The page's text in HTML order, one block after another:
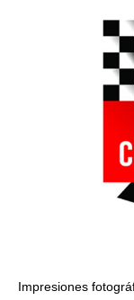
Impresiones